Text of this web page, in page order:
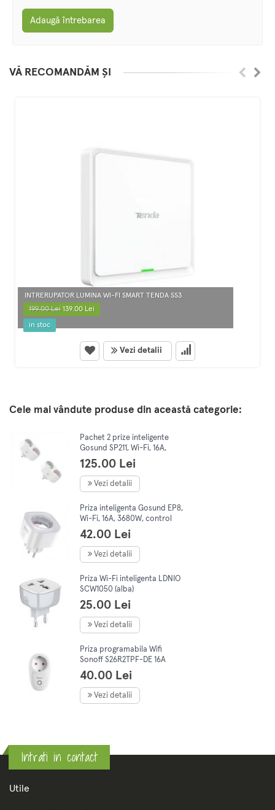
Adaugă întrebarea
VĂ RECOMANDĂM ȘI
INTRERUPATOR LUMINA WI-FI SMART TENDA SS3
199.00 Lei139.00 Lei
in stoc
Vezi detalii
Cele mai vândute produse din această categorie:
Pachet 2 prize inteligente
Gosund SP211, Wi-Fi, 16A,
monitorizare Consum,
SmartLife, Tuya
125.00 Lei
Vezi detalii
Priza inteligenta Gosund EP8,
Wi-Fi, 16A, 3680W, control
aplicatie, Amazon
Alexa/Google Home
42.00 Lei
Vezi detalii
Priza Wi-Fi inteligenta LDNIO
SCW1050 (alba)
25.00 Lei
Vezi detalii
Priza programabila Wifi
Sonoff S26R2TPF-DE 16A
4000W
40.00 Lei
Vezi detalii
Intrati in contact
Utile